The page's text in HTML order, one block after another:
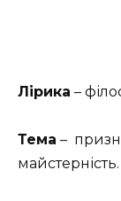
Лірика –
Тема –
майстерність.